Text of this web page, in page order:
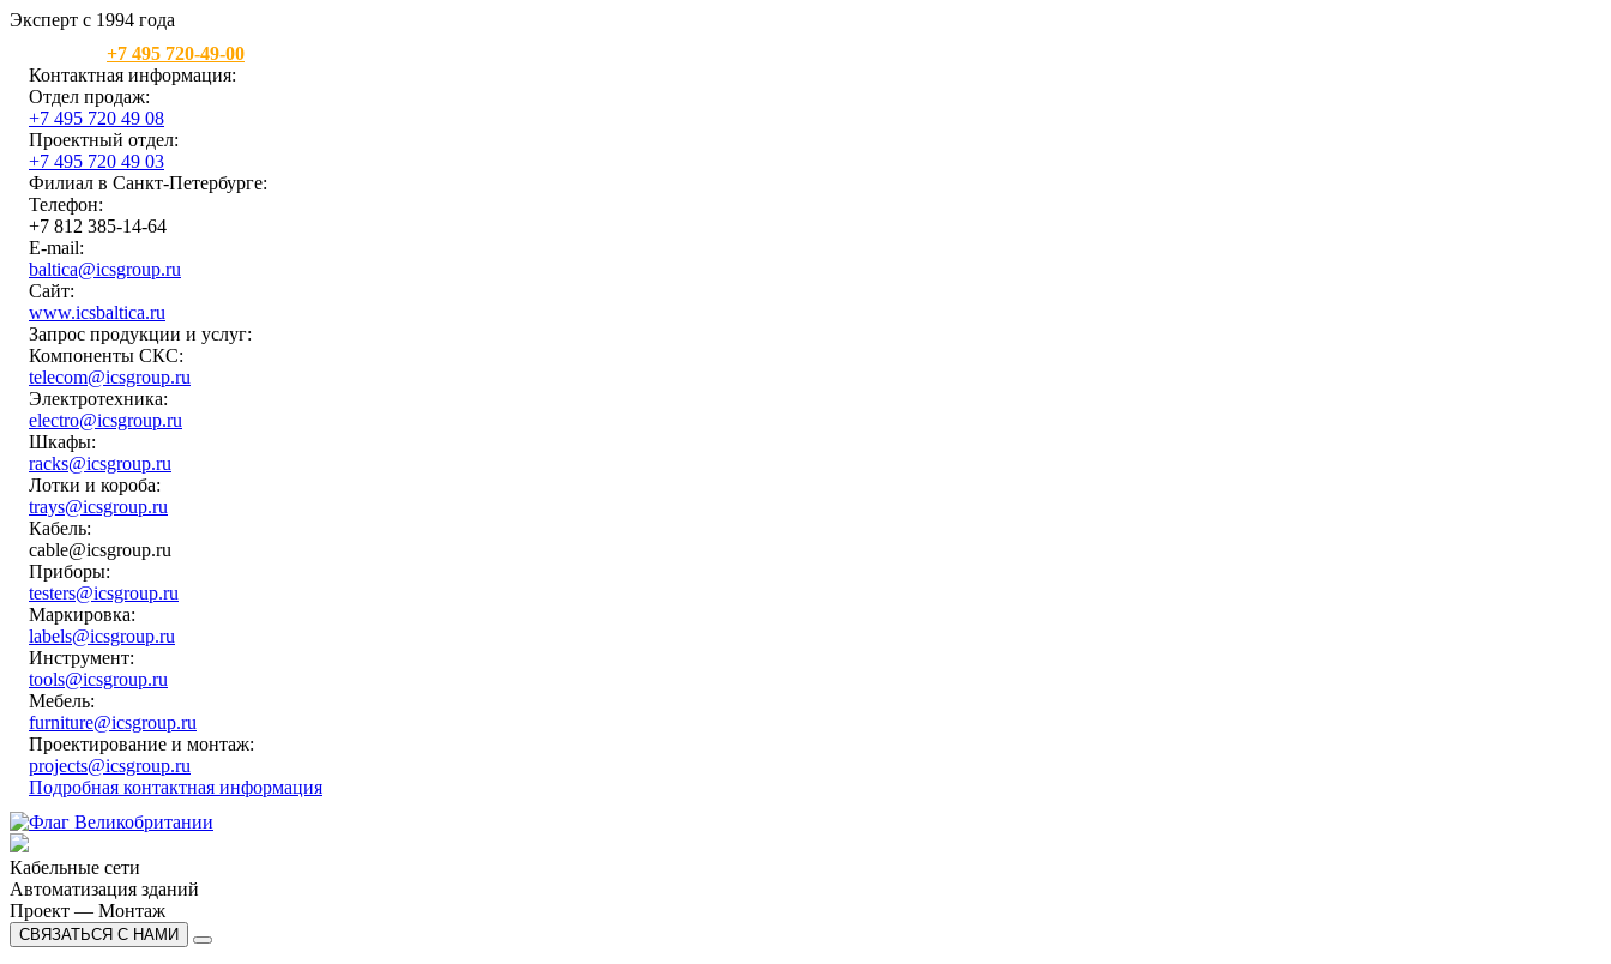
Эксперт с 1994 года
+7 495 720-49-00
Контактная информация:
Отдел продаж:
+7 495 720 49 08
Проектный отдел:
+7 495 720 49 03
Филиал в Санкт-Петербурге:
Телефон:
+7 812 385-14-64
E-mail:
baltica@icsgroup.ru
Сайт:
www.icsbaltica.ru
Запрос продукции и услуг:
Компоненты СКС:
telecom@icsgroup.ru
Электротехника:
electro@icsgroup.ru
Шкафы:
racks@icsgroup.ru
Лотки и короба:
trays@icsgroup.ru
Кабель:
cable@icsgroup.ru
Приборы:
testers@icsgroup.ru
Маркировка:
labels@icsgroup.ru
Инструмент:
tools@icsgroup.ru
Мебель:
furniture@icsgroup.ru
Проектирование и монтаж:
projects@icsgroup.ru
Подробная контактная информация
Кабельные сети
Автоматизация зданий
Проект — Монтаж
СВЯЗАТЬСЯ С НАМИ